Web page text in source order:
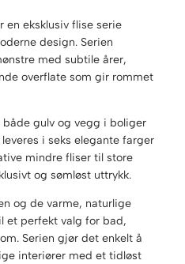
en eksklusiv flise serie
design. Serien
med subtile årer,
overflate som gir rommet
gulv og vegg i boliger
i seks elegante farger
mindre fliser til store
og sømløst uttrykk.
og de varme, naturlige
et perfekt valg for bad,
Serien gjør det enkelt å
interiører med et tidløst